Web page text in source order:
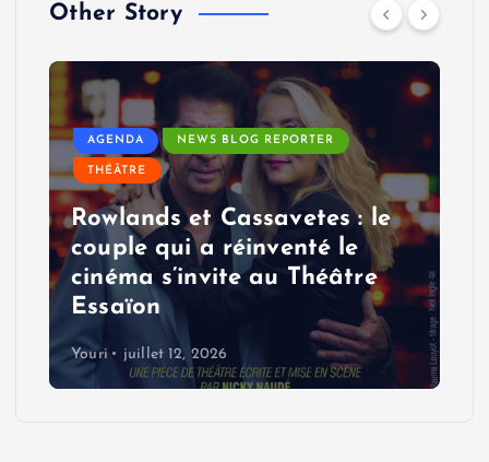
Other Story
AGENDA NEWS BLOG REPORTER
THÉÂTRE
Rowlands et Cassavetes : le
couple qui a réinventé le
cinéma s’invite au Théâtre
Essaïon
Youri juillet 12, 2026